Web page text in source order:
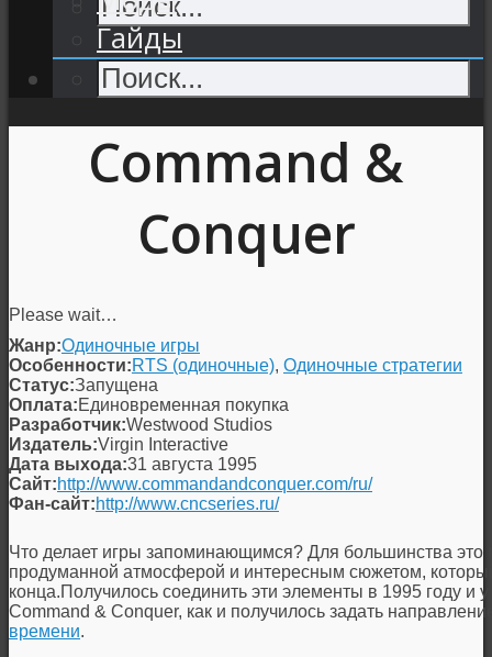
Гайды
Command &
Conquer
Please wait…
Жанр:Одиночные игры
Особенности:RTS (одиночные), Одиночные стратегии
Статус:Запущена
Оплата:Единовременная покупка
Разработчик:Westwood Studios
Издатель:Virgin Interactive
Дата выхода:31 августа 1995
Сайт:http://www.commandandconquer.com/ru/
Фан-сайт:http://www.cncseries.ru/
Что делает игры запоминающимся? Для большинства это
продуманной атмосферой и интересным сюжетом,
конца.Получилось соединить эти элементы в 1995 году и
Command & Conquer, как и получилось задать
времени.